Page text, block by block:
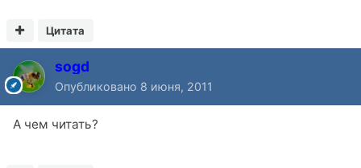
Цитата
sogd
Опубликовано 8 июня, 2011
А чем читать?